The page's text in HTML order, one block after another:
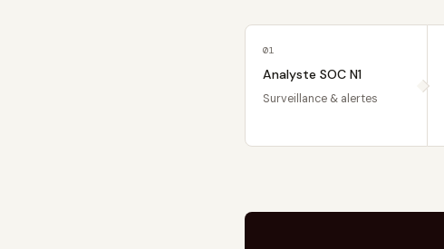
01
Analyste SOC N1
Surveillance & alertes